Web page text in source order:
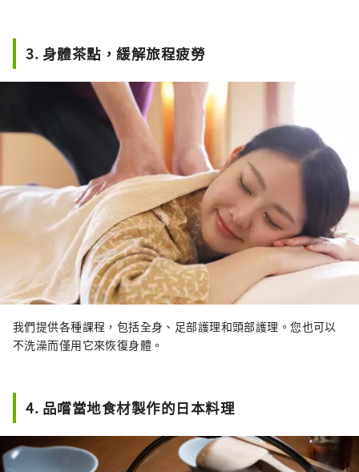
3. 身體茶點，緩解旅程疲勞
我們提供各種課程，包括全身、足部護理和頭部護理。您也可以
不洗澡而僅用它來恢復身體。
4. 品嚐當地食材製作的日本料理